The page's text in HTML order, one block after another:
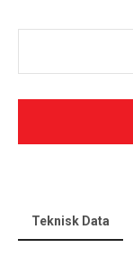
I
antal
Teknisk Data